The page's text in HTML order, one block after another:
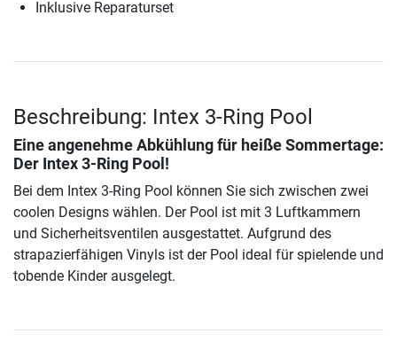
Inklusive Reparaturset
Beschreibung: Intex 3-Ring Pool
Eine angenehme Abkühlung für heiße Sommertage:
Der Intex 3-Ring Pool !
Bei dem Intex 3-Ring Pool können Sie sich zwischen zwei
coolen Designs wählen. Der Pool ist mit 3 Luftkammern
und Sicherheitsventilen ausgestattet. Aufgrund des
strapazierfähigen Vinyls ist der Pool ideal für spielende und
tobende Kinder ausgelegt.